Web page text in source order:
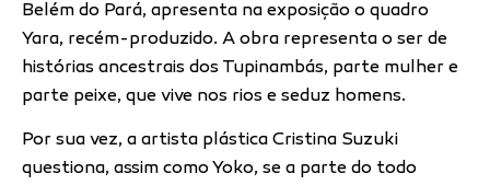
Belém do Pará, apresenta na exposição o quadro
Yara, recém-produzido. A obra representa o ser de
histórias ancestrais dos Tupinambás, parte mulher e
parte peixe, que vive nos rios e seduz homens.
Por sua vez, a artista plástica Cristina Suzuki
questiona, assim como Yoko, se a parte do todo